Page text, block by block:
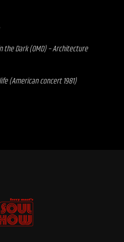
the Dark (OMD) – Architecture
(American concert 1981)